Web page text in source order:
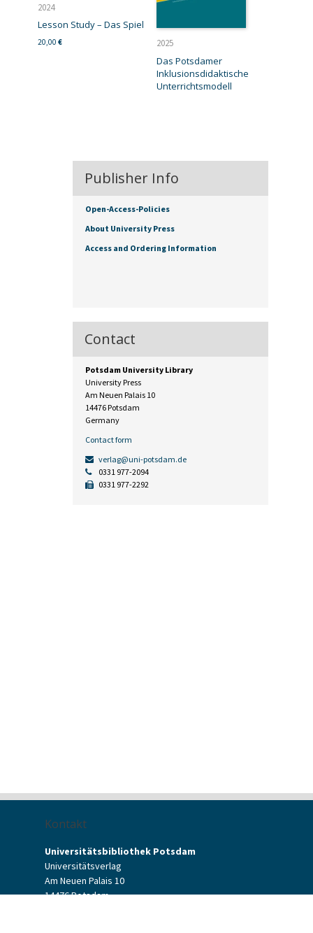
2024
Lesson Study – Das Spiel
20,00 € 2025
Das Potsdamer
Inklusionsdidaktische
Unterrichtsmodell
Publisher Info
Open-Access-Policies
About University Press
Access and Ordering Information
Contact
Potsdam University Library
University Press
Am Neuen Palais 10
14476 Potsdam
Germany
Contact form
verlag@uni-potsdam.de
0331 977-2094
0331 977-2292
Kontakt
Universitätsbibliothek Potsdam
Universitätsverlag
Am Neuen Palais 10
14476 Potsdam